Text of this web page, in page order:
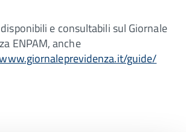
e consultabili sul Giornale
ENPAM, anche
guide/